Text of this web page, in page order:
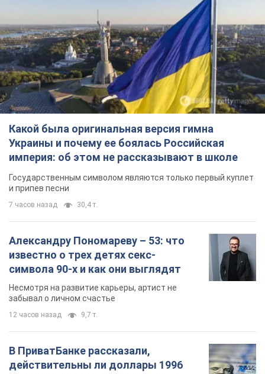
Какой была оригинальная версия гимна
Украины и почему ее боялась Российская
империя: об этом не рассказывают в школе
Государственным символом являются только первый куплет
и припев песни
7 часов назад 30,4 т.
Александру Пономареву – 53: что
известно о трех детях секс-
символа 90-х и как они выглядят
Несмотря на развитие карьеры, артист не
забывал о личном счастье
12 часов назад 9,7 т.
В ПриватБанке рассказали,
действительны ли доллары 1996